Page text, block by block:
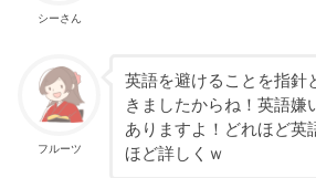
シーさん
フルーツ
英語を避けることを指針
きましたからね！英語嫌
ありますよ！どれほど英
ほど詳しくｗ